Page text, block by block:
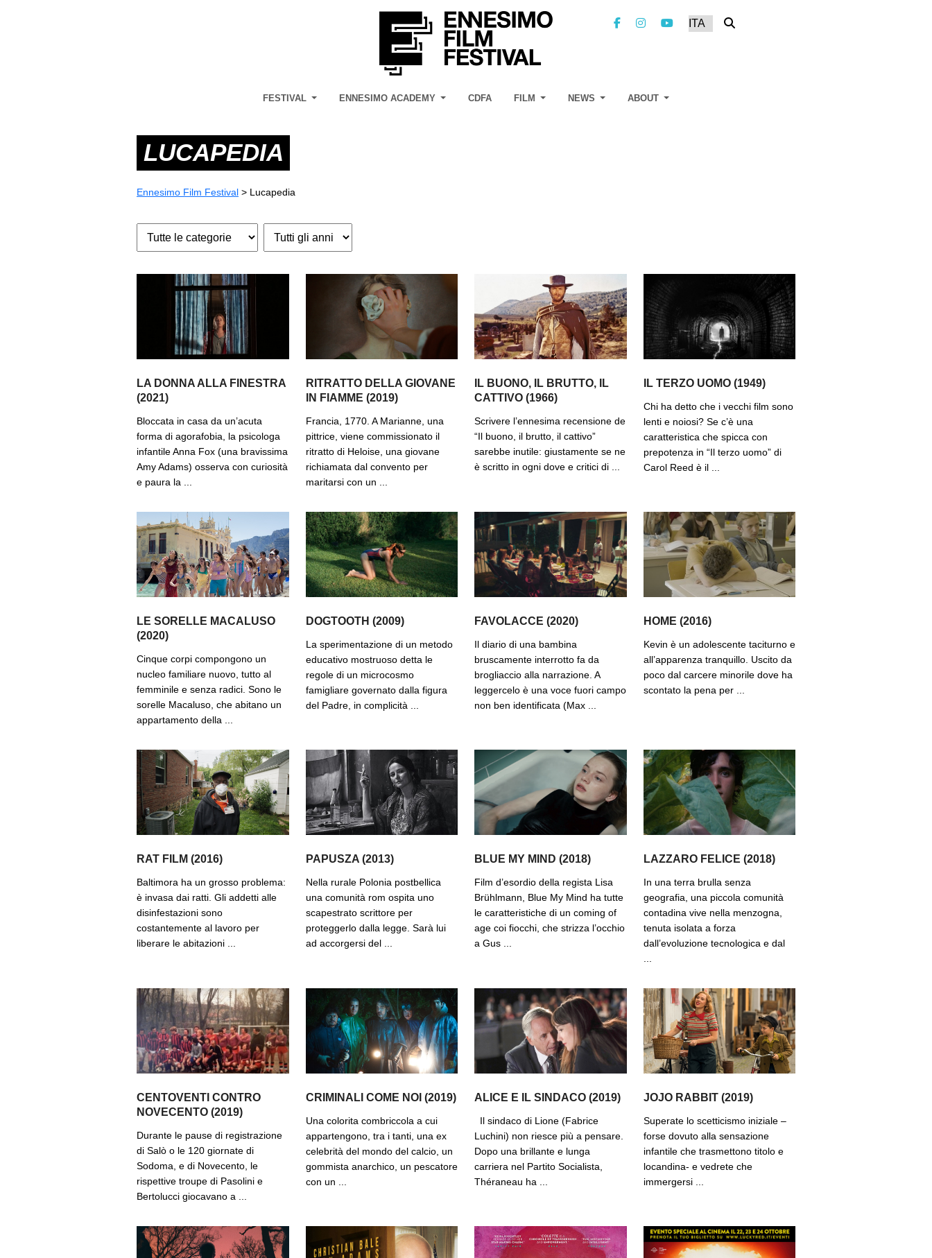
FESTIVAL ENNESIMO ACADEMY CDFA FILM NEWS ABOUT
LUCAPEDIA
Ennesimo Film Festival > Lucapedia
LA DONNA ALLA FINESTRA
(2021)
Bloccata in casa da un’acuta
forma di agorafobia, la psicologa
infantile Anna Fox (una bravissima
Amy Adams) osserva con curiosità
e paura la ...
RITRATTO DELLA GIOVANE
IN FIAMME (2019)
Francia, 1770. A Marianne, una
pittrice, viene commissionato il
ritratto di Heloise, una giovane
richiamata dal convento per
maritarsi con un ...
IL BUONO, IL BRUTTO, IL
CATTIVO (1966)
Scrivere l’ennesima recensione de
“Il buono, il brutto, il cattivo”
sarebbe inutile: giustamente se ne
è scritto in ogni dove e critici di ...
IL TERZO UOMO (1949)
Chi ha detto che i vecchi film sono
lenti e noiosi? Se c’è una
caratteristica che spicca con
prepotenza in “Il terzo uomo” di
Carol Reed è il ...
LE SORELLE MACALUSO
(2020)
Cinque corpi compongono un
nucleo familiare nuovo, tutto al
femminile e senza radici. Sono le
sorelle Macaluso, che abitano un
appartamento della ...
DOGTOOTH (2009)
La sperimentazione di un metodo
educativo mostruoso detta le
regole di un microcosmo
famigliare governato dalla figura
del Padre, in complicità ...
FAVOLACCE (2020)
Il diario di una bambina
bruscamente interrotto fa da
brogliaccio alla narrazione. A
leggercelo è una voce fuori campo
non ben identificata (Max ...
HOME (2016)
Kevin è un adolescente taciturno e
all’apparenza tranquillo. Uscito da
poco dal carcere minorile dove ha
scontato la pena per ...
RAT FILM (2016)
Baltimora ha un grosso problema:
è invasa dai ratti. Gli addetti alle
disinfestazioni sono
costantemente al lavoro per
liberare le abitazioni ...
PAPUSZA (2013)
Nella rurale Polonia postbellica
una comunità rom ospita uno
scapestrato scrittore per
proteggerlo dalla legge. Sarà lui
ad accorgersi del ...
BLUE MY MIND (2018)
Film d’esordio della regista Lisa
Brühlmann, Blue My Mind ha tutte
le caratteristiche di un coming of
age coi fiocchi, che strizza l’occhio
a Gus ...
LAZZARO FELICE (2018)
In una terra brulla senza
geografia, una piccola comunità
contadina vive nella menzogna,
tenuta isolata a forza
dall’evoluzione tecnologica e dal
CENTOVENTI CONTRO
NOVECENTO (2019)
Durante le pause di registrazione
di Salò o le 120 giornate di
Sodoma, e di Novecento, le
rispettive troupe di Pasolini e
Bertolucci giocavano a ...
CRIMINALI COME NOI (2019)
Una colorita combriccola a cui
appartengono, tra i tanti, una ex
celebrità del mondo del calcio, un
gommista anarchico, un pescatore
con un ...
ALICE E IL SINDACO (2019)
Il sindaco di Lione (Fabrice
Luchini) non riesce più a pensare.
Dopo una brillante e lunga
carriera nel Partito Socialista,
Théraneau ha ...
JOJO RABBIT (2019)
Superate lo scetticismo iniziale –
forse dovuto alla sensazione
infantile che trasmettono titolo e
locandina- e vedrete che
immergersi ...